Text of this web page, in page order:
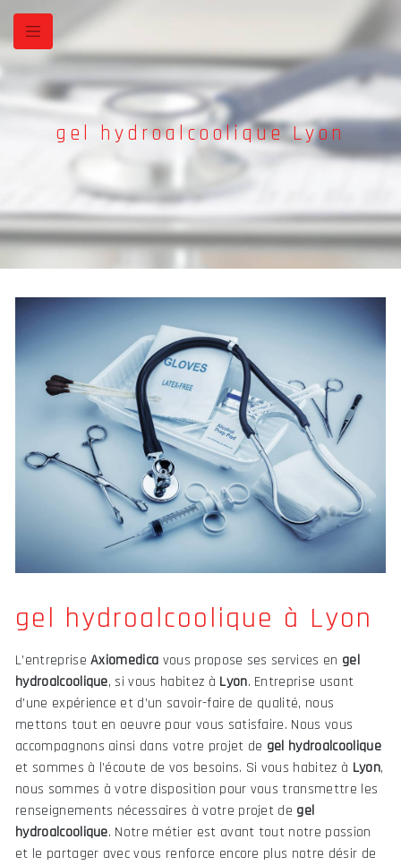
Panneau de gestion des cookies
gel hydroalcoolique Lyon
gel hydroalcoolique à Lyon
L’entrepriseAxiomedica vous propose ses services en gel
hydroalcoolique, si vous habitez à Lyon. Entreprise usant
d’une expérience et d’un savoir-faire de qualité, nous
mettons tout en oeuvre pour vous satisfaire. Nous vous
accompagnons ainsi dans votre projet de gel hydroalcoolique
et sommes à l’écoute de vos besoins. Si vous habitez à Lyon,
nous sommes à votre disposition pour vous transmettre les
renseignements nécessaires à votre projet de gel
hydroalcoolique. Notre métier est avant tout notre passion
et le partager avec vous renforce encore plus notre désir de